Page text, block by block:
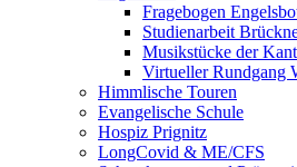
Fragebogen
Studienarbeit
Musikstücke der
Virtueller Rundgang
Himmlische Touren
Evangelische Schule
Hospiz Prignitz
LongCovid & ME/CFS